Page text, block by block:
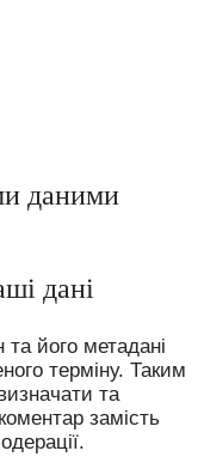
даними
дані
його метадані
терміну. Таким
та
замість